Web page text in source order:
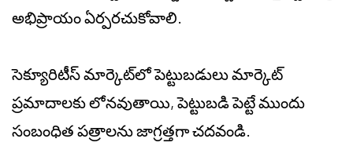
అభిప్రాయం ఏర్పరచుకోవాలి.
సెక్యూరిటీస్ మార్కెట్‌లో పెట్టుబడులు మార్కెట్
ప్రమాదాలకు లోనవుతాయి, పెట్టుబడి పెట్టే ముందు
సంబంధిత పత్రాలను జాగ్రత్తగా చదవండి.